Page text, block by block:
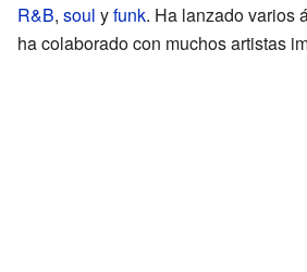
R&B, soul yfunk. Ha lanzado varios
ha colaborado con muchos artistas